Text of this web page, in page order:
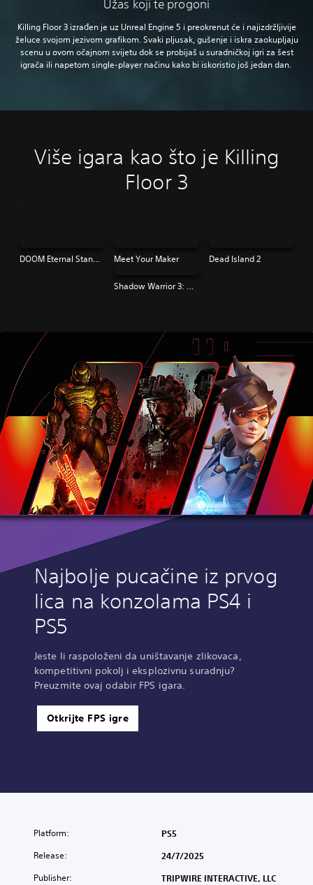
Užas koji te progoni
Killing Floor 3 izrađen je uz Unreal Engine 5 i preokrenut će i najizdržljivije
želuce svojom jezivom grafikom. Svaki pljusak, gušenje i iskra zaokupljaju
scenu u ovom očajnom svijetu dok se probijaš u suradničkoj igri za šest
igrača ili napetom single-player načinu kako bi iskoristio još jedan dan.
Više igara kao što je Killing
Floor 3
DOOM Eternal Standard Edition Meet Your Maker Dead Island 2
Shadow Warrior 3: Definitive Edition | PS4 & PS5
Najbolje pucačine iz prvog
lica na konzolama PS4 i
PS5
Jeste li raspoloženi da uništavanje zlikovaca,
kompetitivni pokolj i eksplozivnu suradnju?
Preuzmite ovaj odabir FPS igara.
Otkrijte FPS igre
Platform: PS5
Release: 24/7/2025
Publisher: TRIPWIRE INTERACTIVE, LLC